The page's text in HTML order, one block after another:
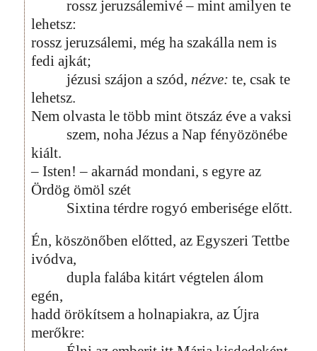
rossz jeruzsálemivé – mint amilyen te
lehetsz:
rossz jeruzsálemi, még ha szakálla nem is
fedi ajkát;
jézusi szájon a szód, nézve: te, csak te
lehetsz.
Nem olvasta le több mint ötszáz éve a vaksi
szem, noha Jézus a Nap fényözönébe
kiált.
– Isten! – akarnád mondani, s egyre az
Ördög ömöl szét
Sixtina térdre rogyó emberisége előtt.
Én, köszönőben előtted, az Egyszeri Tettbe
ivódva,
dupla falába kitárt végtelen álom
egén,
hadd örökítsem a holnapiakra, az Újra
merőkre: